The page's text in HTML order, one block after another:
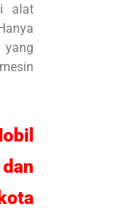
alat